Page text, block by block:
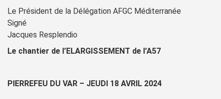
Le Président de la Délégation AFGC Méditerranée
Signé
Jacques Resplendio
Le chantier de l’ELARGISSEMENT de l’A57
PIERREFEU DU VAR – JEUDI 18 AVRIL 2024